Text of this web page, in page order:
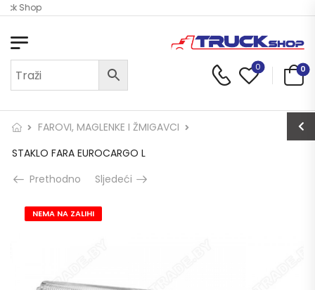
Shop
0 0
FAROVI, MAGLENKE I ŽMIGAVCI
STAKLO FARA EUROCARGO L
Prethodno
Sljedeći
NEMA NA ZALIHI